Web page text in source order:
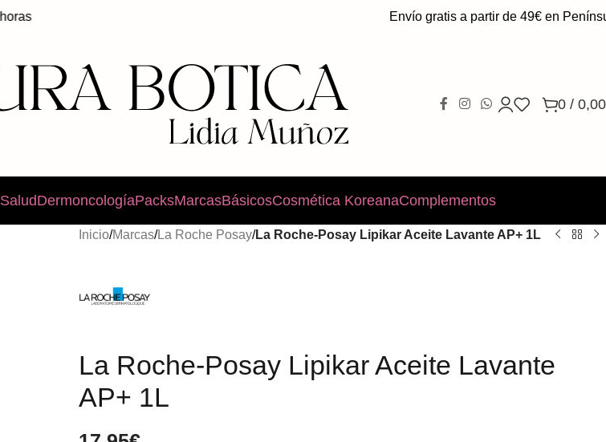
Envío gratis a partir de 49€ en Península.
0 / 0,00
SaludDermoncologíaPacksMarcasBásicosCosmética KoreanaComplementos
Inicio/Marcas/La Roche Posay/La Roche-Posay Lipikar Aceite Lavante AP+ 1L
La Roche-Posay Lipikar Aceite Lavante
AP+ 1L